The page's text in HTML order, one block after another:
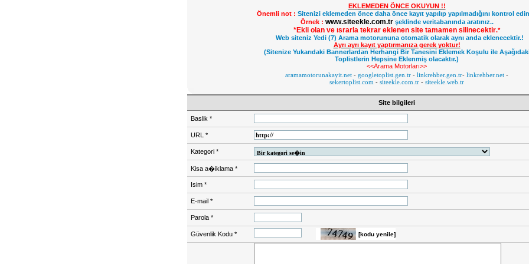
EKLEMEDEN ÖNCE OKUYUN !!
Önemli not : Sitenizi eklemeden önce daha önce kayıt yapılıp yapılmadığını kontrol
Örnek : www.siteekle.com.tr şeklinde veritabanında aratınız..
*Ekli olan ve ısrarla tekrar eklenen site tamamen silinecektir.*
Web siteniz Yedi (7) Arama motorununa otomatik olarak aynı anda eklenecektir.!
Ayrı ayrı kayıt yaptırmanıza gerek yoktur!
(Sitenize Yukarıdaki Bannerlardan Herhangi Bir Tanesini Eklemek Koşulu ile
Toplistlerin Hepsine Eklenmiş olacaktır.)
<<Arama Motorları>>
aramamotorunakayit.net - googletoplist.gen.tr - linkrehber.gen.tr- linkrehber.net -
sekertoplist.com - siteekle.com.tr - siteekle.web.tr
Site bilgileri
Baslik *
URL *
Kategori *
Kisa a�iklama *
Isim *
E-mail *
Parola *
Güvenlik Kodu * [kodu yenile]